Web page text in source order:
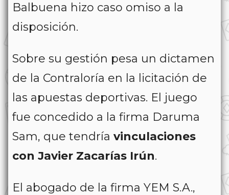
Balbuena hizo caso omiso a la
disposición.
Sobre su gestión pesa un dictamen
de la Contraloría en la licitación de
las apuestas deportivas. El juego
fue concedido a la firma Daruma
Sam, que tendría vinculaciones
con Javier Zacarías Irún.
El abogado de la firma YEM S.A.,